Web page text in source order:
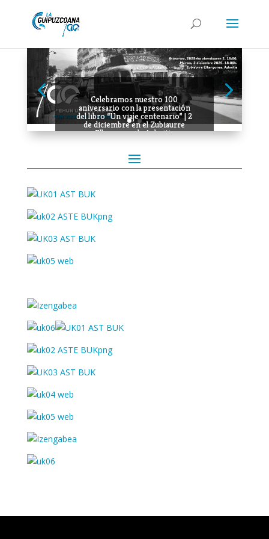
Celebramos nuestro 100
aniversario con la presentación
del libro “Un viaje centenario” | 2
de diciembre en el Zubiaurre
Elkargunea de Azkoitia